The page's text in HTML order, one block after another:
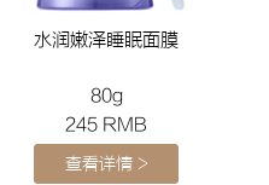
水润嫩泽睡眠面膜
80g
245 RMB
查看详情 >